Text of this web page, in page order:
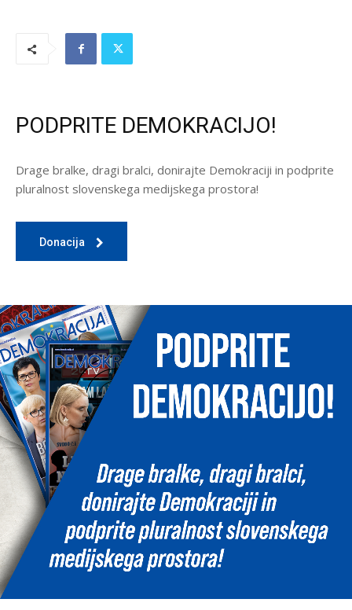
PODPRITE DEMOKRACIJO!
Drage bralke, dragi bralci, donirajte Demokraciji in podprite
pluralnost slovenskega medijskega prostora!
Donacija